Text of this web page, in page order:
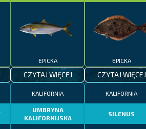
EPICKA
CZYTAJ WIĘCEJ
EPICKA
CZYTAJ WIĘCEJ
KALIFORNIA
UMBRYNA
KALIFORNIJSKA
KALIFORNIA
SILENUS